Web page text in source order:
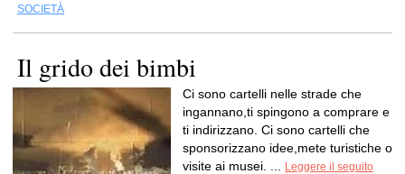
SOCIETÀ
Il grido dei bimbi
Ci sono cartelli nelle strade che
ingannano,ti spingono a comprare e
ti indirizzano. Ci sono cartelli che
sponsorizzano idee,mete turistiche o
visite ai musei. ...
Leggere il seguito